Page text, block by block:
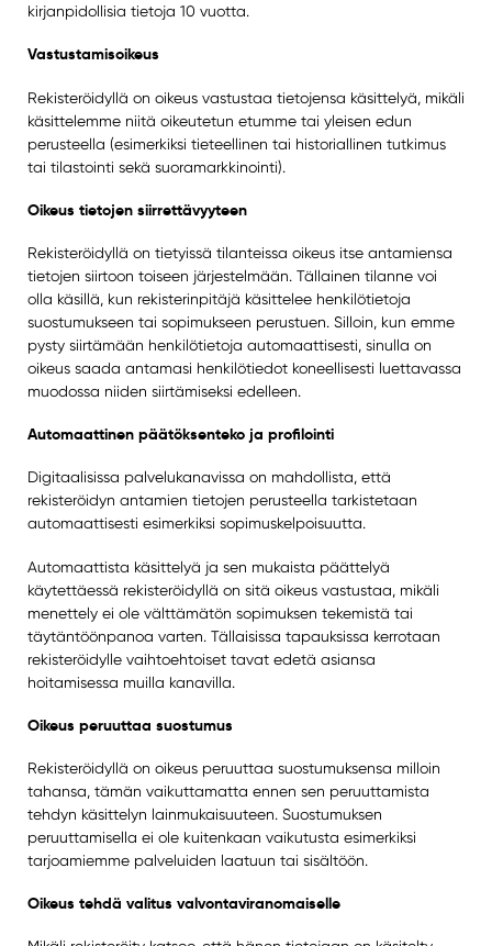
kirjanpidollisia tietoja 10 vuotta.
Vastustamisoikeus
Rekisteröidyllä on oikeus vastustaa tietojensa käsittelyä, mikäli
käsittelemme niitä oikeutetun etumme tai yleisen edun
perusteella (esimerkiksi tieteellinen tai historiallinen tutkimus
tai tilastointi sekä suoramarkkinointi).
Oikeus tietojen siirrettävyyteen
Rekisteröidyllä on tietyissä tilanteissa oikeus itse antamiensa
tietojen siirtoon toiseen järjestelmään. Tällainen tilanne voi
olla käsillä, kun rekisterinpitäjä käsittelee henkilötietoja
suostumukseen tai sopimukseen perustuen. Silloin, kun emme
pysty siirtämään henkilötietoja automaattisesti, sinulla on
oikeus saada antamasi henkilötiedot koneellisesti luettavassa
muodossa niiden siirtämiseksi edelleen.
Automaattinen päätöksenteko ja profilointi
Digitaalisissa palvelukanavissa on mahdollista, että
rekisteröidyn antamien tietojen perusteella tarkistetaan
automaattisesti esimerkiksi sopimuskelpoisuutta.
Automaattista käsittelyä ja sen mukaista päättelyä
käytettäessä rekisteröidyllä on sitä oikeus vastustaa, mikäli
menettely ei ole välttämätön sopimuksen tekemistä tai
täytäntöönpanoa varten. Tällaisissa tapauksissa kerrotaan
rekisteröidylle vaihtoehtoiset tavat edetä asiansa
hoitamisessa muilla kanavilla.
Oikeus peruuttaa suostumus
Rekisteröidyllä on oikeus peruuttaa suostumuksensa milloin
tahansa, tämän vaikuttamatta ennen sen peruuttamista
tehdyn käsittelyn lainmukaisuuteen. Suostumuksen
peruuttamisella ei ole kuitenkaan vaikutusta esimerkiksi
tarjoamiemme palveluiden laatuun tai sisältöön.
Oikeus tehdä valitus valvontaviranomaiselle